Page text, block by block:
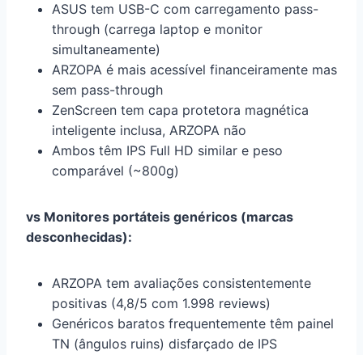
ASUS tem USB-C com carregamento pass-
through (carrega laptop e monitor
simultaneamente)
ARZOPA é mais acessível financeiramente mas
sem pass-through
ZenScreen tem capa protetora magnética
inteligente inclusa, ARZOPA não
Ambos têm IPS Full HD similar e peso
comparável (~800g)
vs Monitores portáteis genéricos (marcas
desconhecidas):
ARZOPA tem avaliações consistentemente
positivas (4,8/5 com 1.998 reviews)
Genéricos baratos frequentemente têm painel
TN (ângulos ruins) disfarçado de IPS